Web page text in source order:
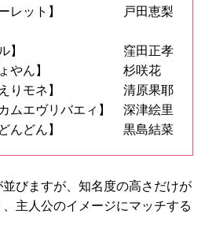
カーレット】 戸田恵梨
エール】 窪田正孝
おちょやん】 杉咲花
かえりモネ】 清原果耶
ムエヴリバエィ】 深津絵里
むどんどん】 黒島結菜
びますが、知名度の高さだけが
主人公のイメージにマッチする